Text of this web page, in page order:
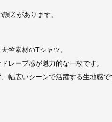
差があります。
竺素材のTシャツ。
レープ感が魅力的な一枚です。
幅広いシーンで活躍する生地感で